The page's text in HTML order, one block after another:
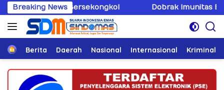
Langsung
ke
konten
Breaking News Dobrak Imunitas Elit, PPWI Minta
HomeBerita Daerah Nasional Internasional Kriminal